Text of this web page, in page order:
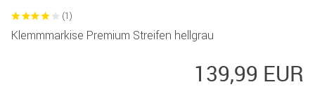
(1)
Klemmmarkise Premium Streifen hellgrau
139,99 EUR